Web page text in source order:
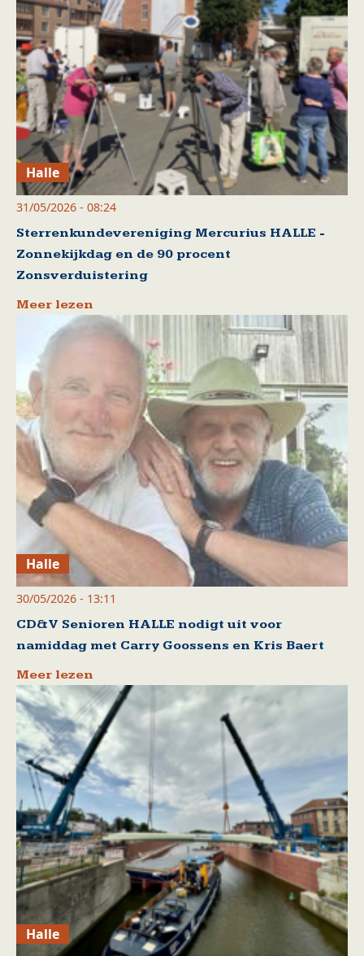
Halle
31/05/2026 - 08:24
Sterrenkundevereniging Mercurius HALLE -
Zonnekijkdag en de 90 procent
Zonsverduistering
Meer lezen
Halle
30/05/2026 - 13:11
CD&V Senioren HALLE nodigt uit voor
namiddag met Carry Goossens en Kris Baert
Meer lezen
Halle